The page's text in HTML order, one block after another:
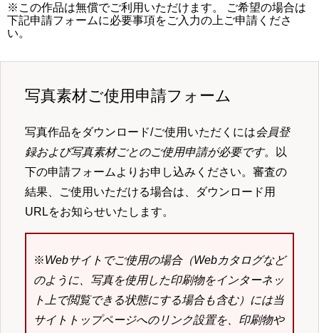
※この作品は無償でご利用いただけます。 ご希望の場合は
下記申請フォームに必要事項をご入力の上ご申請くださ
い。
写真素材ご使用申請フォーム
写真作品をダウンロード/ご使用いただくには会員登
録および写真素材ごとのご使用申請が必要です。以
下の申請フォームよりお申し込みください。審査の
結果、ご使用いただける場合は、ダウンロード用
URLをお知らせいたします。
※Webサイトでご使用の場合（Webカタログなど
のように、写真を使用した印刷物をインターネッ
ト上で閲覧できる状態にする場合も含む）には当
サイトトップページへのリンク設置を、印刷物や